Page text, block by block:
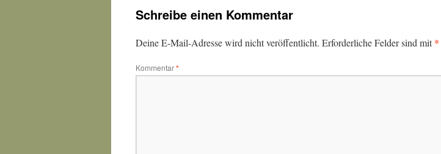
Schreibe einen Kommentar
Deine E-Mail-Adresse wird nicht veröffentlicht. Erforderliche Felder sind mit*
Kommentar*